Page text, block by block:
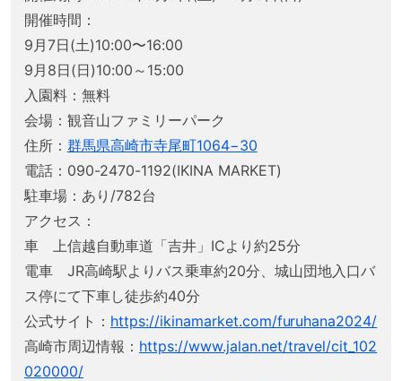
開催時間：
9月7日(土)10:00〜16:00
9月8日(日)10:00～15:00
入園料：無料
会場：観音山ファミリーパーク
住所： 群馬県高崎市寺尾町1064−30
電話：090-2470-1192(IKINA MARKET)
駐車場：あり/782台
アクセス：
車 上信越自動車道「吉井」ICより約25分
電車 JR高崎駅よりバス乗車約20分、城山団地入口バ
ス停にて下車し徒歩約40分
公式サイト： https://ikinamarket.com/furuhana2024/
高崎市周辺情報： https://www.jalan.net/travel/cit_102
020000/